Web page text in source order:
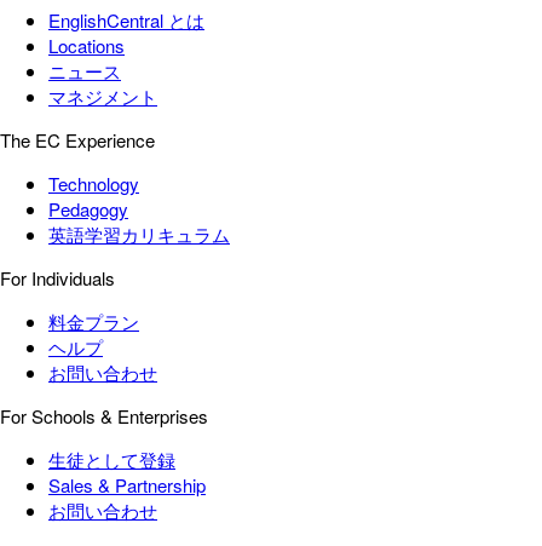
EnglishCentral とは
Locations
ニュース
マネジメント
The EC Experience
Technology
Pedagogy
英語学習カリキュラム
For Individuals
料金プラン
ヘルプ
お問い合わせ
For Schools & Enterprises
生徒として登録
Sales & Partnership
お問い合わせ